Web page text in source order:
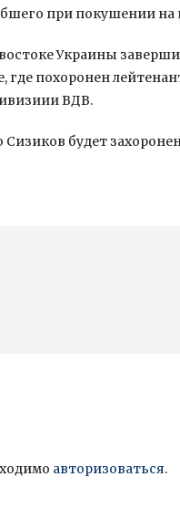
при покушении на
Украины
где похоронен
ВДВ.
будет
авторизоваться.